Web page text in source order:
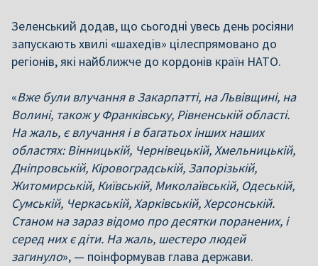
Зеленський додав, що сьогодні увесь день росіяни
запускають хвилі «шахедів» цілеспрямовано до
регіонів, які найближче до кордонів країн НАТО.
«Вже були влучання в Закарпатті, на Львівщині, на
Волині, також у Франківську, Рівненській області.
На жаль, є влучання і в багатьох інших наших
областях: Вінницькій, Чернівецькій, Хмельницькій,
Дніпровській, Кіровоградській, Запорізькій,
Житомирській, Київській, Миколаївській, Одеській,
Сумській, Черкаській, Харківській, Херсонській.
Станом на зараз відомо про десятки поранених, і
серед них є діти. На жаль, шестеро людей
загинуло», — поінформував глава держави.